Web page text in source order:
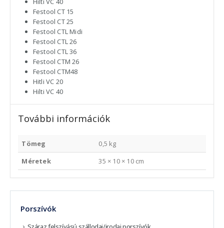
Festool CT 15
Festool CT 25
Festool CTL Midi
Festool CTL 26
Festool CTL 36
Festool CTM 26
Festool CTM48
Hitli VC 20
Hilti VC 40
További információk
Tömeg
0,5 kg
Méretek
35 × 10 × 10 cm
Porszívók